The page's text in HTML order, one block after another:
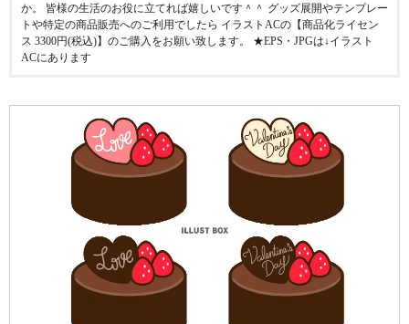
か。 皆様の生活のお役に立てれば嬉しいです＾＾ グッズ展開やテンプレー
トや特定の商品販売へのご利用でしたら イラストACの【商品化ライセン
ス 3300円(税込)】のご購入をお願い致します。 ★EPS・JPGは↓イラスト
ACにあります